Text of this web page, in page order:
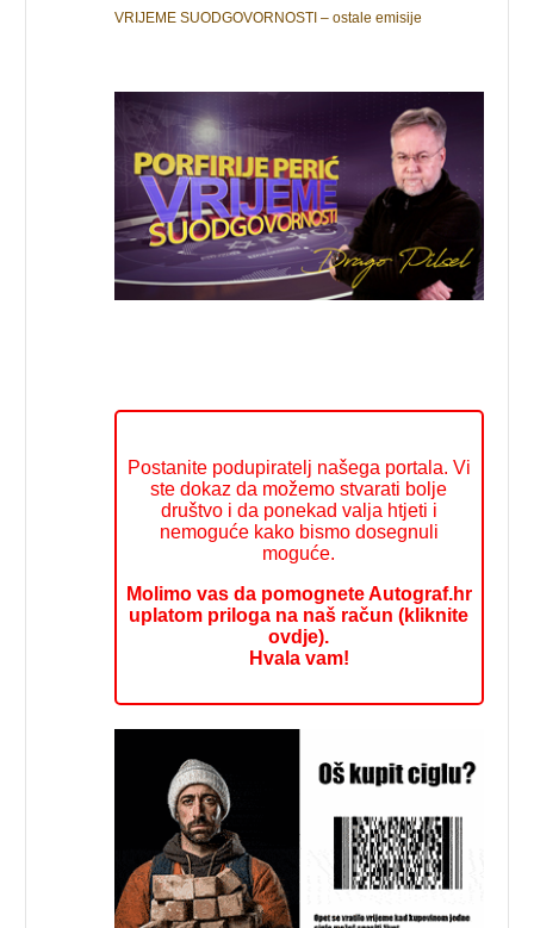
VRIJEME SUODGOVORNOSTI – ostale emisije
Postanite podupiratelj našega portala. Vi
ste dokaz da možemo stvarati bolje
društvo i da ponekad valja htjeti i
nemoguće kako bismo dosegnuli
moguće.
Molimo vas da pomognete Autograf.hr
uplatom priloga na naš račun (kliknite
ovdje).
Hvala vam!